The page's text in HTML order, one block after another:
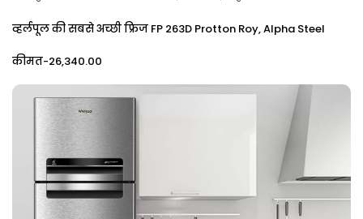
व्हर्लपूल की सबसे अच्छी फ्रिज FP 263D Protton Roy, Alpha Steel
कीमत-₹26,340.00